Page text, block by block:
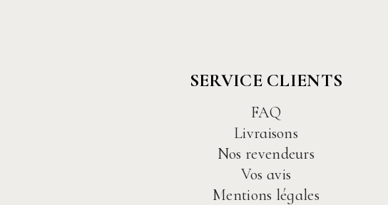
SERVICE CLIENTS
FAQ
Livraisons
Nos revendeurs
Vos avis
Mentions légales